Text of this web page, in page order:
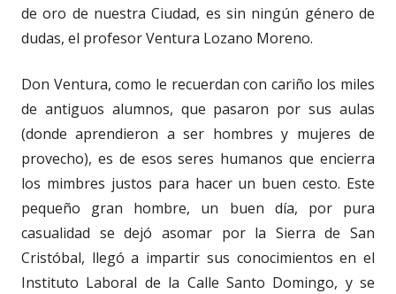
de oro de nuestra Ciudad, es sin ningún género de
dudas, el profesor Ventura Lozano Moreno.
Don Ventura, como le recuerdan con cariño los miles
de antiguos alumnos, que pasaron por sus aulas
(donde aprendieron a ser hombres y mujeres de
provecho), es de esos seres humanos que encierra
los mimbres justos para hacer un buen cesto. Este
pequeño gran hombre, un buen día, por pura
casualidad se dejó asomar por la Sierra de San
Cristóbal, llegó a impartir sus conocimientos en el
Instituto Laboral de la Calle Santo Domingo, y se